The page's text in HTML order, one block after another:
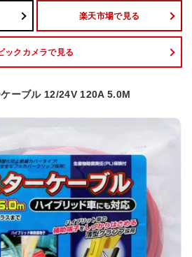
楽天市場で見る
ックカメラで見る
ーブル 12/24V 120A 5.0M